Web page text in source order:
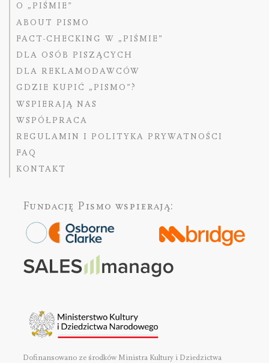
O „PIŚMIE”
ABOUT PISMO
FACT-CHECKING W „PIŚMIE”
DLA OSÓB PISZĄCYCH
DLA REKLAMODAWCÓW
GDZIE KUPIĆ „PISMO”?
WSPIERAJĄ NAS
WSPÓŁPRACA
REGULAMIN I POLITYKA PRYWATNOŚCI
FAQ
KONTAKT
Fundację Pismo wspierają:
Dofinansowano ze środków Ministra Kultury i Dziedzictwa